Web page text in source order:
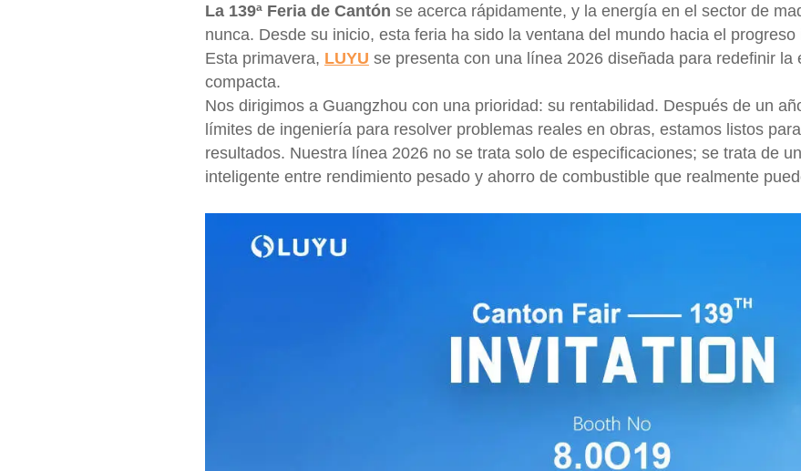
La 139ª Feria de Cantón se acerca rápidamente, y la energía en el sector de
nunca. Desde su inicio, esta feria ha sido la ventana del mundo hacia el
Esta primavera, LUYU se presenta con una línea 2026 diseñada para redefinir la
compacta.
Nos dirigimos a Guangzhou con una prioridad: su rentabilidad. Después de un
límites de ingeniería para resolver problemas reales en obras, estamos listos
resultados. Nuestra línea 2026 no se trata solo de especificaciones; se trata de
inteligente entre rendimiento pesado y ahorro de combustible que realmente